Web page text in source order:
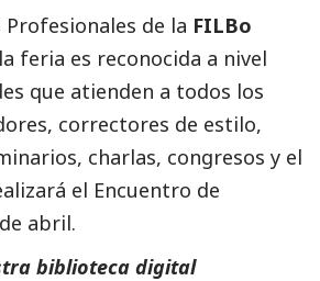
Profesionales de la FILBo
feria es reconocida a nivel
que atienden a todos los
correctores de estilo,
charlas, congresos y el
el Encuentro de
abril.
biblioteca digital